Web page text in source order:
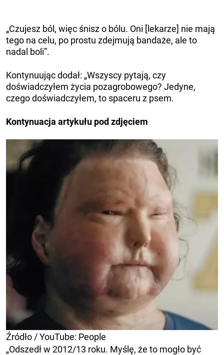
„Czujesz ból, więc śnisz o bólu. Oni [lekarze] nie mają
tego na celu, po prostu zdejmują bandaże, ale to
nadal boli”.
Kontynuując dodał: „Wszyscy pytają, czy
doświadczyłem życia pozagrobowego? Jedyne,
czego doświadczyłem, to spaceru z psem.
Kontynuacja artykułu pod zdjęciem
Źródło / YouTube: People
„Odszedł w 2012/13 roku. Myślę, że to mogło być